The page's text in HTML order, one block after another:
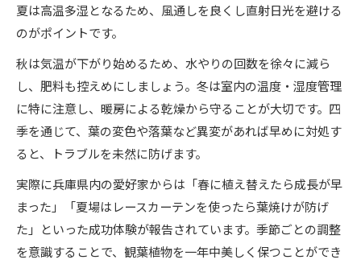
夏は高温多湿となるため、風通しを良くし直射日光を避ける
のがポイントです。
秋は気温が下がり始めるため、水やりの回数を徐々に減ら
し、肥料も控えめにしましょう。冬は室内の温度・湿度管理
に特に注意し、暖房による乾燥から守ることが大切です。四
季を通じて、葉の変色や落葉など異変があれば早めに対処す
ると、トラブルを未然に防げます。
実際に兵庫県内の愛好家からは「春に植え替えたら成長が早
まった」「夏場はレースカーテンを使ったら葉焼けが防げ
た」といった成功体験が報告されています。季節ごとの調整
を意識することで、観葉植物を一年中美しく保つことができ